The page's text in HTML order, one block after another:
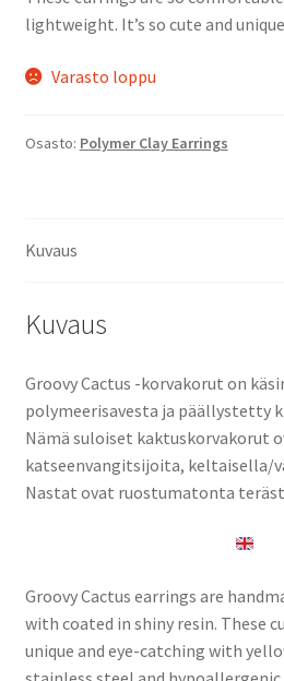
lightweight. It’s so cute and
Varasto loppu
Osasto: Polymer Clay Earrings
Kuvaus
Kuvaus
Groovy Cactus -korvakorut on
polymeerisavesta ja päällystetty
Nämä suloiset kaktuskorvakorut
katseenvangitsijoita, keltaisella/
Nastat ovat ruostumatonta
Groovy Cactus earrings are
with coated in shiny resin. These
unique and eye-catching with